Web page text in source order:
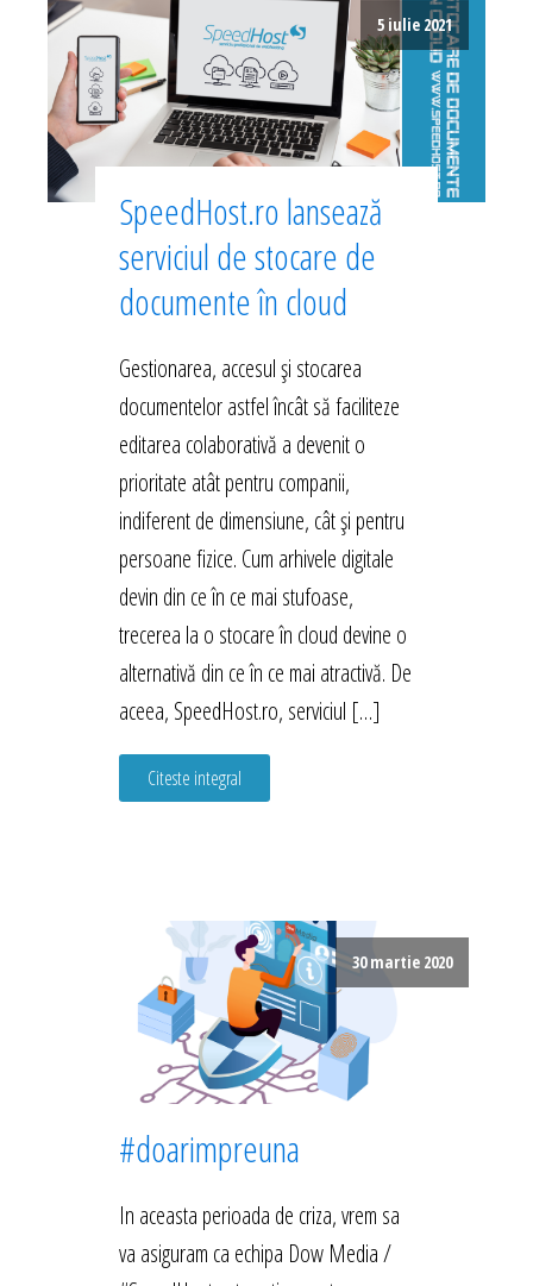
5 iulie 2021
SpeedHost.ro lansează
serviciul de stocare de
documente în cloud
Gestionarea, accesul și stocarea
documentelor astfel încât să faciliteze
editarea colaborativă a devenit o
prioritate atât pentru companii,
indiferent de dimensiune, cât și pentru
persoane fizice. Cum arhivele digitale
devin din ce în ce mai stufoase,
trecerea la o stocare în cloud devine o
alternativă din ce în ce mai atractivă. De
aceea, SpeedHost.ro, serviciul […]
Citeste integral
30 martie 2020
#doarimpreuna
In aceasta perioada de criza, vrem sa
va asiguram ca echipa Dow Media /